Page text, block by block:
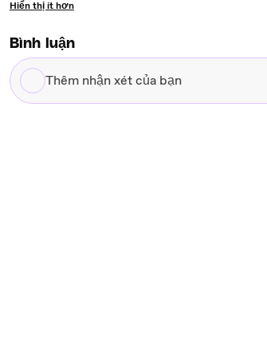
Hiển thị ít hơn
Bình luận
Thêm
nhận